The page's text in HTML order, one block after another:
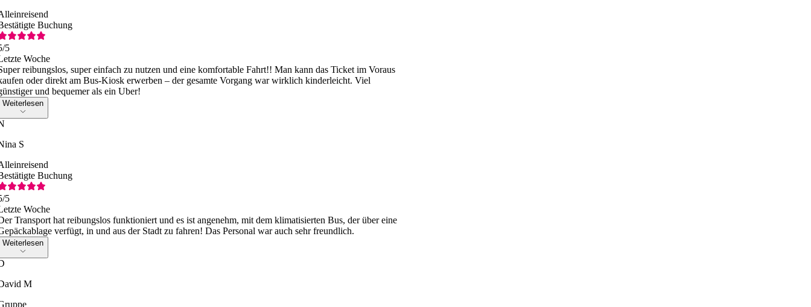
Buchung
/5
Woche
reibungslos, super einfach zu nutzen und eine komfortable Fahrt!! Man kann das Ticket im Voraus
oder direkt am Bus-Kiosk erwerben – der gesamte Vorgang war wirklich kinderleicht. Viel
und bequemer als ein Uber!
Weiterlesen
S
Buchung
/5
Woche
Transport hat reibungslos funktioniert und es ist angenehm, mit dem klimatisierten Bus, der über eine
verfügt, in und aus der Stadt zu fahren! Das Personal war auch sehr freundlich.
Weiterlesen
M